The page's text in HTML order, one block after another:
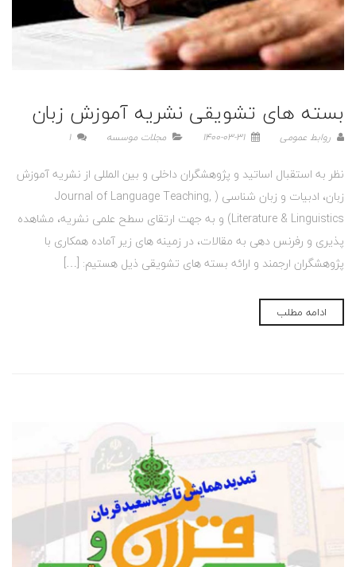
بسته های تشویقی نشریه آموزش زبان
روابط عمومی 1400-03-31 مجلات موسسه 1
نظر به استقبال اساتید و پژوهشگران داخلی و بین المللی از نشریه آموزش
زبان، ادبیات و زبان شناسی ( Journal of Language Teaching,
Literature & Linguistics) و به جهت ارتقای سطح علمی نشریه، مشاهده
پذیری و رفرنس دهی به مقالات، در زمینه های زیر آماده همکاری با
پژوهشگران ارجمند و ارائه بسته های تشویقی ذیل هستیم: […]
ادامه مطلب